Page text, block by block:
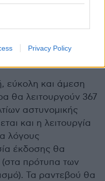
Privacy Policy
ανέπαφα
έκδοσης του νέου
εύκολη και άμεση
θα λειτουργούν 367
αστυνομικής
και η λειτουργία
λόγους
έκδοσης θα
(στα πρότυπα των
Τα ραντεβού θα